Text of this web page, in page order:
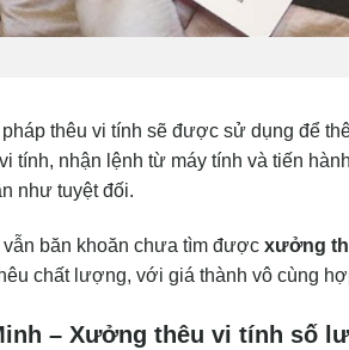
thêu vi tính sẽ được sử dụng để
tính, nhận lệnh từ máy tính và tiến
như tuyệt đối.
vẫn băn khoăn chưa tìm được xưởng
chất lượng, với giá thành vô cùng
– Xưởng thêu vi tính số